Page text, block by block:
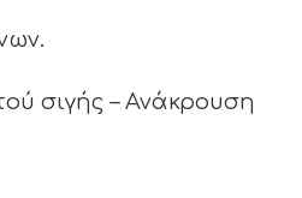
σιγής – Ανάκρουση